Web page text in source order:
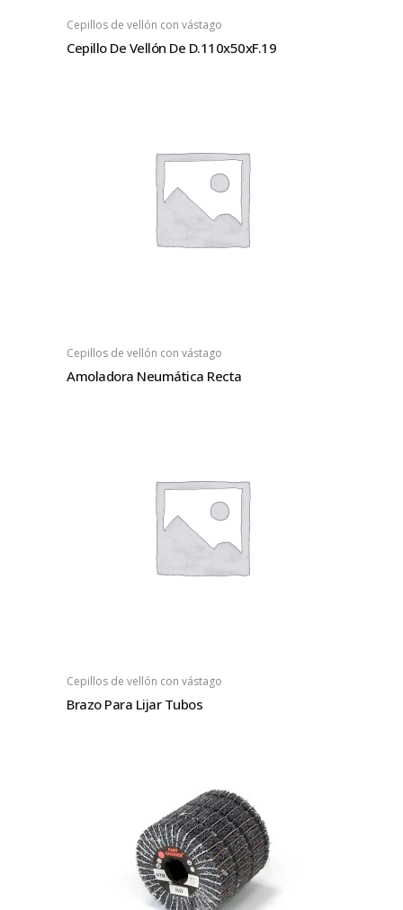
Cepillos de vellón con vástago
Cepillo De Vellón De D.110x50xF.19
Cepillos de vellón con vástago
Amoladora Neumática Recta
Cepillos de vellón con vástago
Brazo Para Lijar Tubos